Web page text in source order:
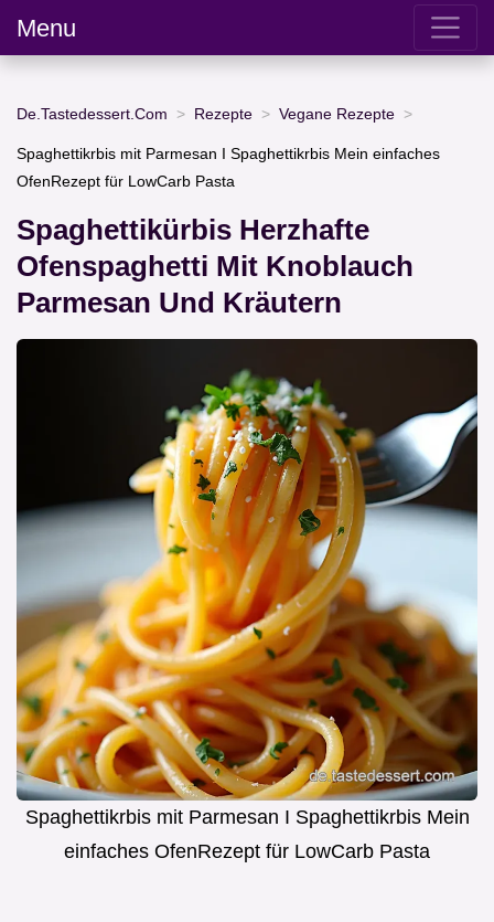
Menu
De.Tastedessert.Com Rezepte Vegane Rezepte
Spaghettikrbis mit Parmesan I Spaghettikrbis Mein einfaches
OfenRezept für LowCarb Pasta
Spaghettikürbis Herzhafte
Ofenspaghetti Mit Knoblauch
Parmesan Und Kräutern
Spaghettikrbis mit Parmesan I Spaghettikrbis Mein
einfaches OfenRezept für LowCarb Pasta